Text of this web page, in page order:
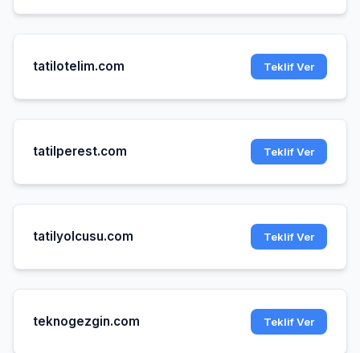
tatilotelim.com Teklif Ver
tatilperest.com Teklif Ver
tatilyolcusu.com Teklif Ver
teknogezgin.com Teklif Ver